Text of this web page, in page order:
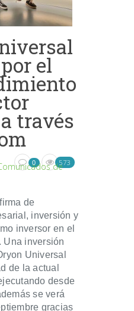
el
través
de
0 573
de
inversión y
inversor en el
Una inversión
Universal
de la actual
desde
se verá
gracias